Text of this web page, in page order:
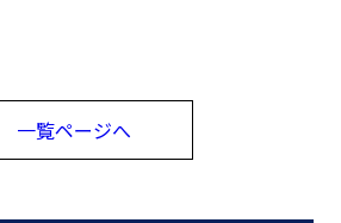
一覧ページへ